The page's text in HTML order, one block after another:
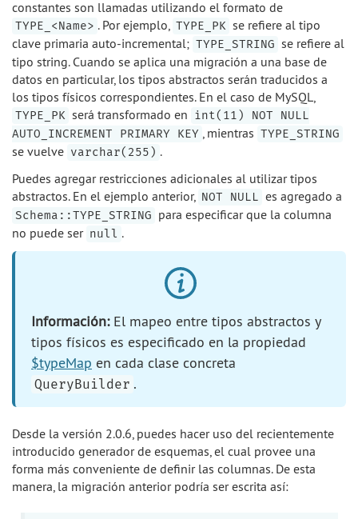
constantes son llamadas utilizando el formato de
TYPE_<Name> . Por ejemplo, TYPE_PK se refiere al tipo
clave primaria auto-incremental; TYPE_STRING se refiere al
tipo string. Cuando se aplica una migración a una base de
datos en particular, los tipos abstractos serán traducidos a
los tipos físicos correspondientes. En el caso de MySQL,
TYPE_PK será transformado en int(11) NOT NULL
AUTO_INCREMENT PRIMARY KEY , mientras TYPE_STRING
se vuelve varchar(255) .
Puedes agregar restricciones adicionales al utilizar tipos
abstractos. En el ejemplo anterior, NOT NULL es agregado a
Schema::TYPE_STRING para especificar que la columna
no puede ser null .
Información: El mapeo entre tipos abstractos y
tipos físicos es especificado en la propiedad
$typeMap en cada clase concreta
QueryBuilder .
Desde la versión 2.0.6, puedes hacer uso del recientemente
introducido generador de esquemas, el cual provee una
forma más conveniente de definir las columnas. De esta
manera, la migración anterior podría ser escrita así: